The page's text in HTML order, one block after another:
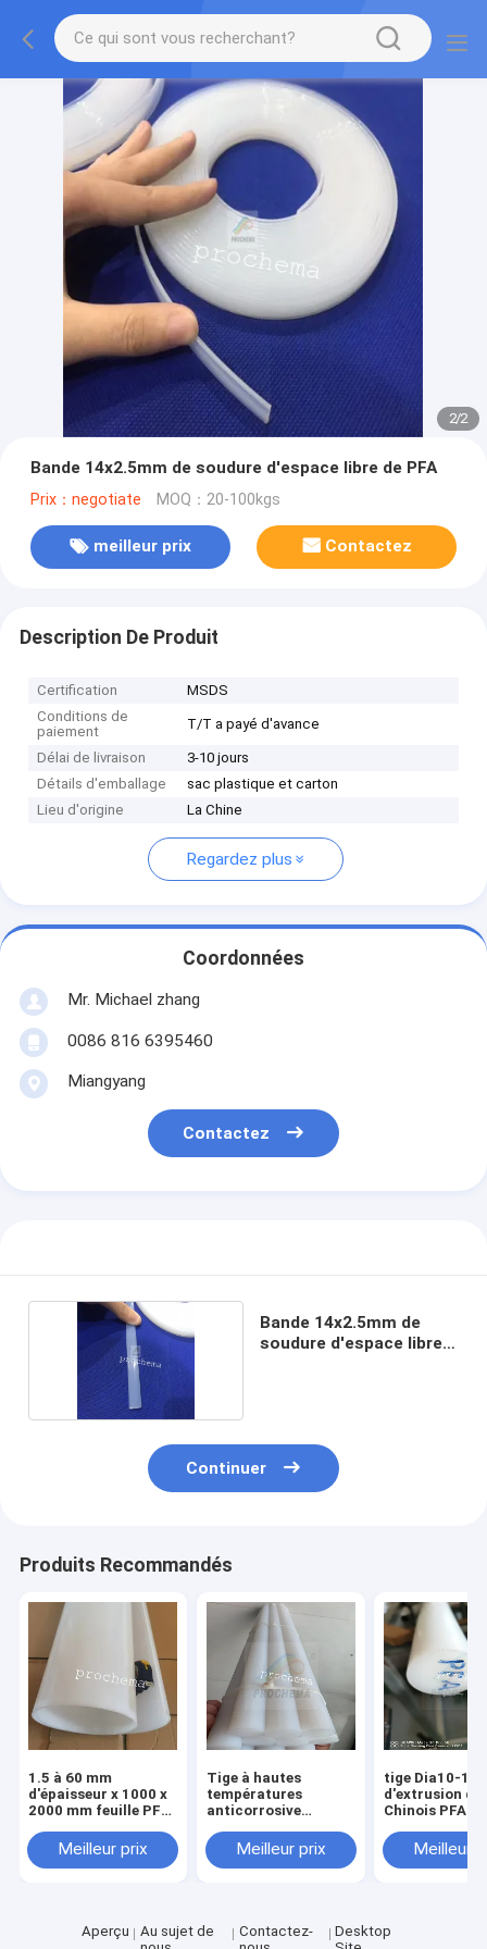
2/2
Bande 14x2.5mm de soudure d'espace libre de PFA
Prix：negotiate MOQ：20-100kgs
meilleur prix Contactez
Description De Produit
Certification
MSDS
Conditions de
paiement
T/T a payé d'avance
Délai de livraison
3-10 jours
Détails d'emballage
sac plastique et carton
Lieu d'origine
La Chine
Regardez plus
Coordonnées
Mr. Michael zhang
0086 816 6395460
Miangyang
Contactez
Bande 14x2.5mm de
soudure d'espace libre
Continuer
Produits Recommandés
1.5 à 60 mm
d'épaisseur x 1000 x
2000 mm feuille PFA,
PFA
Meilleur prix
Tige à hautes
températures
anticorrosive
Meilleur prix
tige Dia10-
d'extrusion du
Chinois PFA de
Meilleur
Aperçu
Au sujet de
Contactez-
Desktop